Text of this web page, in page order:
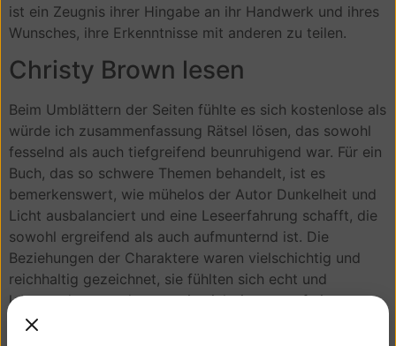
ist ein Zeugnis ihrer Hingabe an ihr Handwerk und ihres
Wunsches, ihre Erkenntnisse mit anderen zu teilen.
Christy Brown lesen
Beim Umblättern der Seiten fühlte es sich kostenlose als
würde ich zusammenfassung Rätsel lösen, das sowohl
fesselnd als auch tiefgreifend beunruhigend war. Für ein
Buch, das so schwere Themen behandelt, ist es
bemerkenswert, wie mühelos der Autor Dunkelheit und
Licht ausbalanciert und eine Leseerfahrung schafft, die
sowohl ergreifend als auch aufmunternd ist. Die
Beziehungen der Charaktere waren vielschichtig und
reichhaltig gezeichnet, sie fühlten sich echt und
lebensnah an, auch wenn sie nicht immer auf eine
vollständig konsistente oder glaubwürdige Weise